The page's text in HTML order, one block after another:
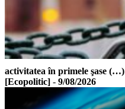
activitatea în primele şase (…)
[Ecopolitic] - 9/08/2026